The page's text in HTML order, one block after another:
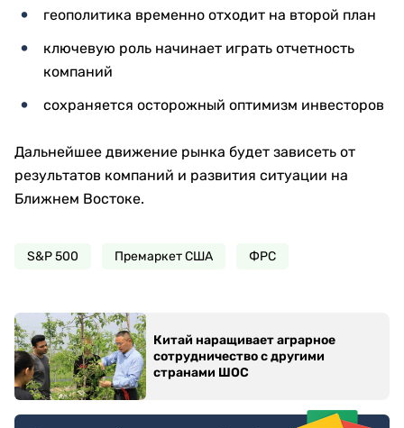
геополитика временно отходит на второй план
ключевую роль начинает играть отчетность
компаний
сохраняется осторожный оптимизм инвесторов
Дальнейшее движение рынка будет зависеть от
результатов компаний и развития ситуации на
Ближнем Востоке.
S&P 500 Премаркет США ФРС
Китай наращивает аграрное
сотрудничество с другими
странами ШОС